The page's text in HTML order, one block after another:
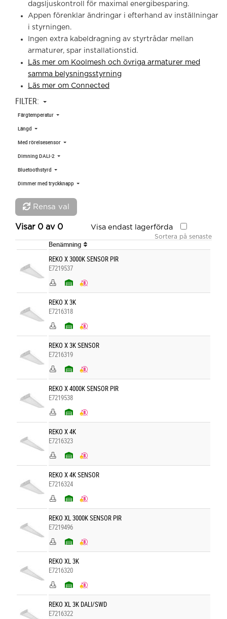
dagsljuskontroll för maximal energibesparing.
Appen förenklar ändringar i efterhand av inställningar
i styrningen.
Ingen extra kabeldragning av styrtrådar mellan
armaturer, spar installationstid.
Läs mer om Koolmesh och övriga armaturer med
samma belysningsstyrning
Läs mer om Connected
FILTER:
Färgtemperatur
Längd
Med rörelsesensor
Dimning DALI-2
Bluetoothstyrd
Dimmer med tryckknapp
Rensa val
Visar 0 av 0 Visa endast lagerförda
Sortera på senaste
Benämning
REKO X 3000K SENSOR PIR
E7219537
REKO X 3K
E7216318
REKO X 3K SENSOR
E7216319
REKO X 4000K SENSOR PIR
E7219538
REKO X 4K
E7216323
REKO X 4K SENSOR
E7216324
REKO XL 3000K SENSOR PIR
E7219496
REKO XL 3K
E7216320
REKO XL 3K DALI/SWD
E7216322